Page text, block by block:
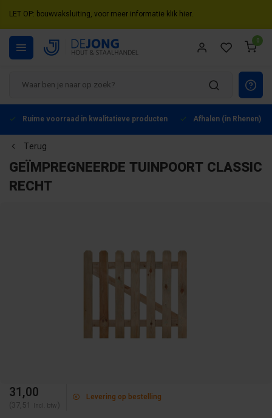
LET OP: bouwvaksluiting, voor meer informatie klik hier.
0
Ruime voorraad in kwalitatieve producten Afhalen (in Rhenen)
Terug
GEÏMPREGNEERDE TUINPOORT CLASSIC
RECHT
31,00
(37,51 Incl. btw )
Levering op bestelling